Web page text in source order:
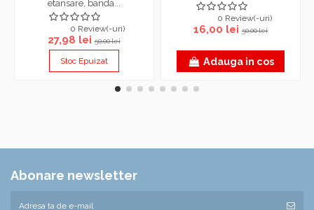
etansare, banda...
0 Review(-uri)
27,98 lei50,00 lei
Stoc Epuizat
0 Review(-uri)
16,00 lei50,00 lei
Adauga in cos
Abonare newsletter